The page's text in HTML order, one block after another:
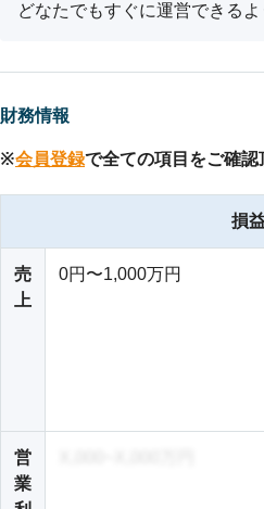
どなたでもすぐに運営できる
財務情報
※会員登録で全ての項目をご確認
損
売
上
0円〜1,000万円
営
業